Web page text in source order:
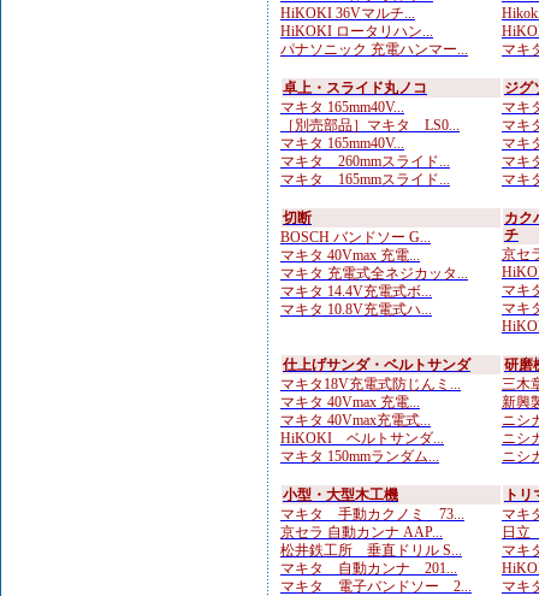
HiKOKI 36Vマルチ...
HiKOKI ロータリハン...
パナソニック 充電ハンマー...
マキ
卓上・スライド丸ノコ
マキタ 165mm40V...
［別売部品］マキタ LS0...
マキタ 165mm40V...
マキタ 260mmスライド...
マキタ 165mmスライド...
ジグ
マキ
マキ
マキ
マキ
マキ
切断
BOSCH バンドソー G...
マキタ 40Vmax 充電...
マキタ 充電式全ネジカッタ...
マキタ 14.4V充電式ボ...
マキタ 10.8V充電式ハ...
カク
チ
京セ
マキ
マキ
仕上げサンダ・ベルトサンダ
マキタ18V充電式防じんミ...
マキタ 40Vmax 充電...
マキタ 40Vmax充電式...
HiKOKI ベルトサンダ...
マキタ 150mmランダム...
研磨
三木
新興
ニシ
ニシ
ニシ
小型・大型木工機
マキタ 手動カクノミ 73...
京セラ 自動カンナ AAP...
松井鉄工所 垂直ドリル S...
マキタ 自動カンナ 201...
マキタ 電子バンドソー 2...
ト
マキ
日
マキ
マキ